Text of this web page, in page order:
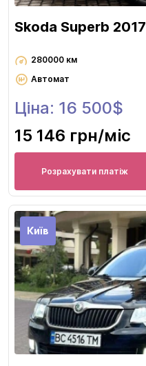
Skoda Superb 2017
280000 км
Автомат
Ціна: 16 500$
15 146 грн/міс
Розрахувати платіж
Київ